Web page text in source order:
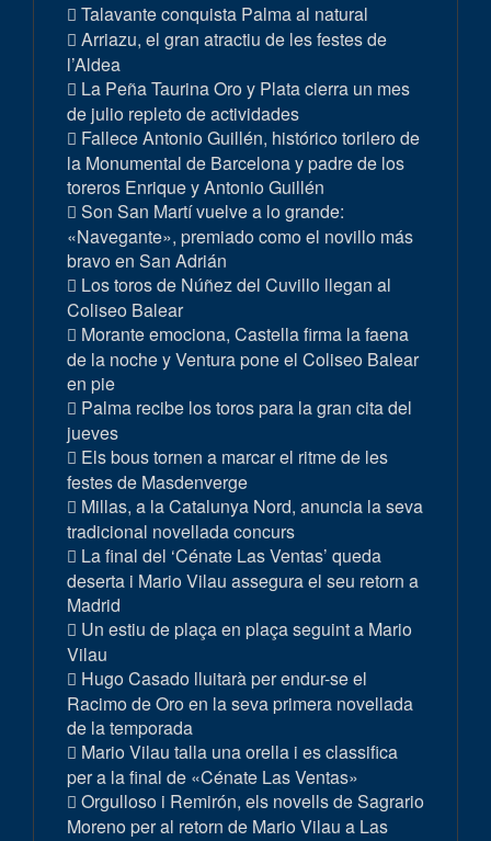
Talavante conquista Palma al natural
Arriazu, el gran atractiu de les festes de
l’Aldea
La Peña Taurina Oro y Plata cierra un mes
de julio repleto de actividades
Fallece Antonio Guillén, histórico torilero de
la Monumental de Barcelona y padre de los
toreros Enrique y Antonio Guillén
Son San Martí vuelve a lo grande:
«Navegante», premiado como el novillo más
bravo en San Adrián
Los toros de Núñez del Cuvillo llegan al
Coliseo Balear
Morante emociona, Castella firma la faena
de la noche y Ventura pone el Coliseo Balear
en pie
Palma recibe los toros para la gran cita del
jueves
Els bous tornen a marcar el ritme de les
festes de Masdenverge
Millas, a la Catalunya Nord, anuncia la seva
tradicional novellada concurs
La final del ‘Cénate Las Ventas’ queda
deserta i Mario Vilau assegura el seu retorn a
Madrid
Un estiu de plaça en plaça seguint a Mario
Vilau
Hugo Casado lluitarà per endur-se el
Racimo de Oro en la seva primera novellada
de la temporada
Mario Vilau talla una orella i es classifica
per a la final de «Cénate Las Ventas»
Orgulloso i Remirón, els novells de Sagrario
Moreno per al retorn de Mario Vilau a Las